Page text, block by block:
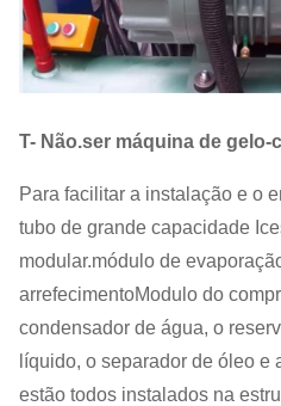
T- Não.ser máquina de gelo-
Para facilitar a instalação e o
tubo de grande capacidade
modular.módulo de
arrefecimentoModulo do
condensador de água, o
líquido, o separador de óleo
estão todos instalados na